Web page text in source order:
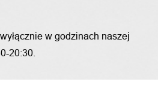
w godzinach naszej
20:30.